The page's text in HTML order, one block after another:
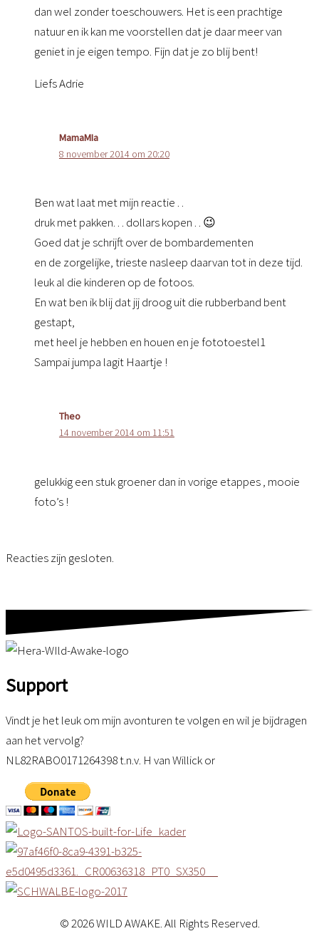
dan wel zonder toeschouwers. Het is een prachtige
natuur en ik kan me voorstellen dat je daar meer van
geniet in je eigen tempo. Fijn dat je zo blij bent!
Liefs Adrie
MamaMIa
8 november 2014 om 20:20
Ben wat laat met mijn reactie . .
druk met pakken. . . dollars kopen . . 😉
Goed dat je schrijft over de bombardementen
en de zorgelijke, trieste nasleep daarvan tot in deze tijd.
leuk al die kinderen op de fotoos.
En wat ben ik blij dat jij droog uit die rubberband bent
gestapt,
met heel je hebben en houen en je fototoestel1
Sampai jumpa lagit Haartje !
Theo
14 november 2014 om 11:51
gelukkig een stuk groener dan in vorige etappes , mooie
foto’s !
Reacties zijn gesloten.
Support
Vindt je het leuk om mijn avonturen te volgen en wil je bijdragen
aan het vervolg?
NL82RABO0171264398 t.n.v. H van Willick or
© 2026 WILD AWAKE. All Rights Reserved.